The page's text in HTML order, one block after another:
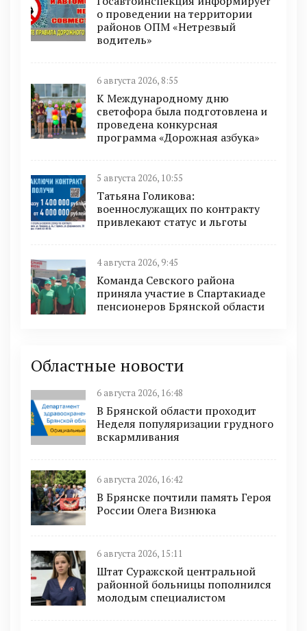
о проведении на территории
районов ОПМ «Нетрезвый
водитель»
6 августа 2026, 8:55
К Международному дню
светофора была подготовлена и
проведена конкурсная
программа «Дорожная азбука»
5 августа 2026, 10:55
Татьяна Голикова:
военнослужащих по контракту
привлекают статус и льготы
4 августа 2026, 9:45
Команда Севского района
приняла участие в Спартакиаде
пенсионеров Брянской области
Областные новости
6 августа 2026, 16:48
В Брянской области проходит
Неделя популяризации грудного
вскармливания
6 августа 2026, 16:42
В Брянске почтили память Героя
России Олега Визнюка
6 августа 2026, 15:11
Штат Суражской центральной
районной больницы пополнился
молодым специалистом